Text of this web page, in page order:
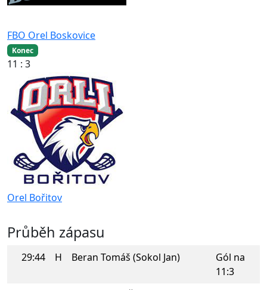
FBO Orel Boskovice
Konec
11 : 3
Orel Bořitov
Průběh zápasu
29:44 H Beran Tomáš (Sokol Jan)
Gól na
11:3